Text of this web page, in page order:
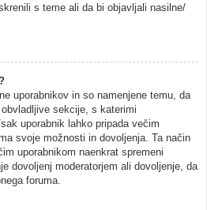
s teme ali da bi objavljali nasilne/
uporabnikov in so namenjene temu, da
sekcije, s katerimi
uporabnik lahko pripada večim
svoje možnosti in dovoljenja. Ta način
uporabnikom naenkrat spremeni
dovoljenj moderatorjem ali dovoljenje, da
foruma.